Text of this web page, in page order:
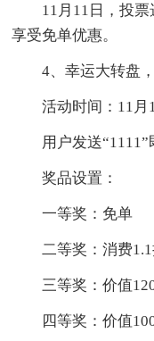
11月11日，投
享受免单优惠。
4、幸运大转盘
活动时间：11月
用户发送“1111”
奖品设置：
一等奖：免单
二等奖：消费
三等奖：价值
四等奖：价值